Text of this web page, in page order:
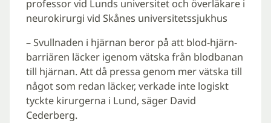
professor vid Lunds universitet och överläkare i
neurokirurgi vid Skånes universitetssjukhus
– Svullnaden i hjärnan beror på att blod-hjärn-
barriären läcker igenom vätska från blodbanan
till hjärnan. Att då pressa genom mer vätska till
något som redan läcker, verkade inte logiskt
tyckte kirurgerna i Lund, säger David
Cederberg.